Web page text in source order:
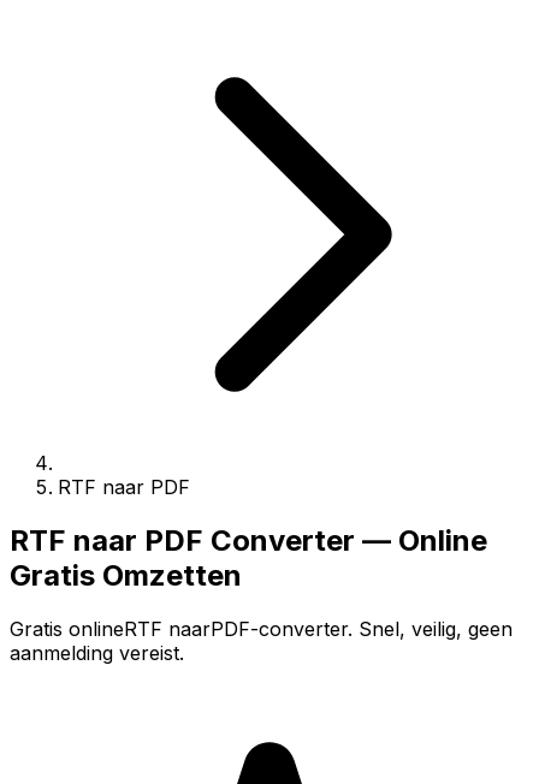
RTF naar PDF
RTF naar PDF Converter — Online
Gratis Omzetten
Gratis onlineRTF naarPDF-converter. Snel, veilig, geen
aanmelding vereist.